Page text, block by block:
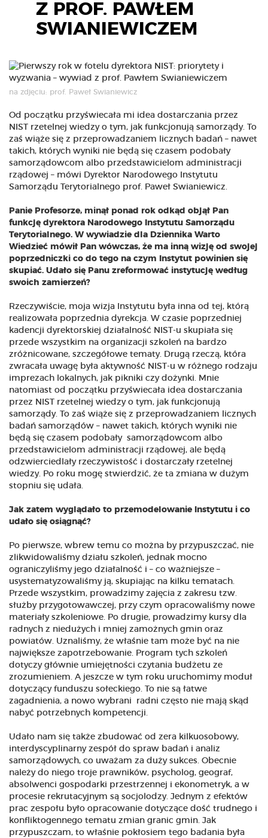
Z PROF. PAWŁEM
SWIANIEWICZEM
na zdjęciu: prof. Paweł Swianiewicz
Od początku przyświecała mi idea dostarczania przez
NIST rzetelnej wiedzy o tym, jak funkcjonują samorządy. To
zaś wiąże się z przeprowadzaniem licznych badań – nawet
takich, których wyniki nie będą się czasem podobały
samorządowcom albo przedstawicielom administracji
rządowej – mówi Dyrektor Narodowego Instytutu
Samorządu Terytorialnego prof. Paweł Swianiewicz.
Panie Profesorze, minął ponad rok odkąd objął Pan
funkcję dyrektora Narodowego Instytutu Samorządu
Terytorialnego. W wywiadzie dla Dziennika Warto
Wiedzieć mówił Pan wówczas, że ma inną wizję od swojej
poprzedniczki co do tego na czym Instytut powinien się
skupiać. Udało się Panu zreformować instytucję według
swoich zamierzeń?
Rzeczywiście, moja wizja Instytutu była inna od tej, którą
realizowała poprzednia dyrekcja. W czasie poprzedniej
kadencji dyrektorskiej działalność NIST-u skupiała się
przede wszystkim na organizacji szkoleń na bardzo
zróżnicowane, szczegółowe tematy. Drugą rzeczą, która
zwracała uwagę była aktywność NIST-u w różnego rodzaju
imprezach lokalnych, jak pikniki czy dożynki. Mnie
natomiast od początku przyświecała idea dostarczania
przez NIST rzetelnej wiedzy o tym, jak funkcjonują
samorządy. To zaś wiąże się z przeprowadzaniem licznych
badań samorządów – nawet takich, których wyniki nie
będą się czasem podobały samorządowcom albo
przedstawicielom administracji rządowej, ale będą
odzwierciedlały rzeczywistość i dostarczały rzetelnej
wiedzy. Po roku mogę stwierdzić, że ta zmiana w dużym
stopniu się udała.
Jak zatem wyglądało to przemodelowanie Instytutu i co
udało się osiągnąć?
Po pierwsze, wbrew temu co można by przypuszczać, nie
zlikwidowaliśmy działu szkoleń, jednak mocno
ograniczyliśmy jego działalność i – co ważniejsze –
usystematyzowaliśmy ją, skupiając na kilku tematach.
Przede wszystkim, prowadzimy zajęcia z zakresu tzw.
służby przygotowawczej, przy czym opracowaliśmy nowe
materiały szkoleniowe. Po drugie, prowadzimy kursy dla
radnych z niedużych i mniej zamożnych gmin oraz
powiatów. Uznaliśmy, że właśnie tam może być na nie
największe zapotrzebowanie. Program tych szkoleń
dotyczy głównie umiejętności czytania budżetu ze
zrozumieniem. A jeszcze w tym roku uruchomimy moduł
dotyczący funduszu sołeckiego. To nie są łatwe
zagadnienia, a nowo wybrani radni często nie mają skąd
nabyć potrzebnych kompetencji.
Udało nam się także zbudować od zera kilkuosobowy,
interdyscyplinarny zespół do spraw badań i analiz
samorządowych, co uważam za duży sukces. Obecnie
należy do niego troje prawników, psycholog, geograf,
absolwenci gospodarki przestrzennej i ekonometryk, a w
procesie rekrutacyjnym są socjolodzy. Jednym z efektów
prac zespołu było opracowanie dotyczące dość trudnego i
konfliktogennego tematu zmian granic gmin. Jak
przypuszczam, to właśnie pokłosiem tego badania była